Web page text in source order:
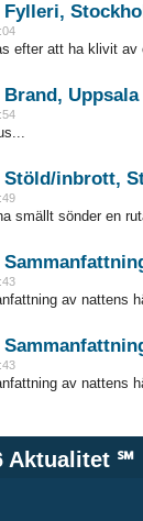
Fylleri,
efter att ha klivit
Uppsala
Stöld/inbrott,
smällt sönder en
av nattens
av nattens
Aktualitet℠